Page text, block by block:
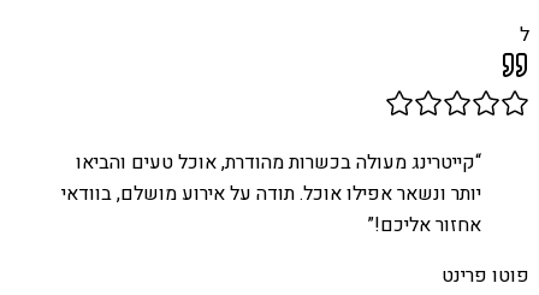
ל
“קייטרינג מעולה בכשרות מהודרת, אוכל טעים והביאו
יותר ונשאר אפילו אוכל. תודה על אירוע מושלם, בוודאי
אחזור אליכם!”
פוטו פרינט